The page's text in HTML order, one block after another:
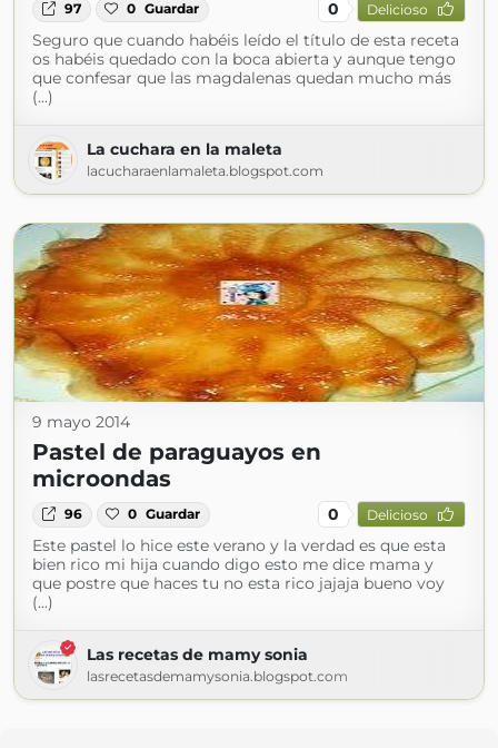
97 0 Guardar 0 Delicioso
Seguro que cuando habéis leído el título de esta receta
os habéis quedado con la boca abierta y aunque tengo
que confesar que las magdalenas quedan mucho más
(...)
La cuchara en la maleta
lacucharaenlamaleta.blogspot.com
9 mayo 2014
Pastel de paraguayos en
microondas
96 0 Guardar 0 Delicioso
Este pastel lo hice este verano y la verdad es que esta
bien rico mi hija cuando digo esto me dice mama y
que postre que haces tu no esta rico jajaja bueno voy
(...)
Las recetas de mamy sonia
lasrecetasdemamysonia.blogspot.com